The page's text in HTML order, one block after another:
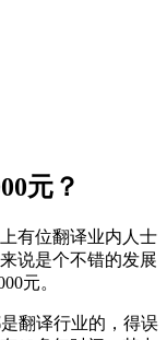
元？
有位翻译业内人士
说是个不错的发展
元。
翻译行业的，得误